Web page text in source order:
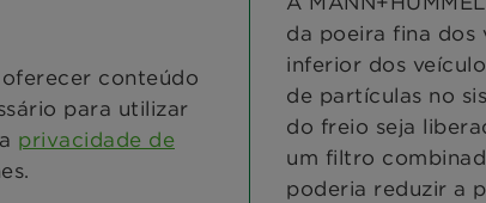
conteúdo
para utilizar
privacidade de
da poeira fina
inferior dos
de partículas no
do freio seja
um filtro
poderia reduzir a